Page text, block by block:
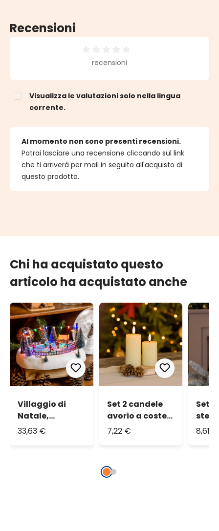
Recensioni
Valutazione media di 0 su 5 stelle
recensioni
Visualizza le valutazioni solo nella lingua
corrente.
Al momento non sono presenti recensioni.
Potrai lasciare una recensione cliccando sul link
che ti arriverà per mail in seguito all'acquisto di
questo prodotto.
Chi ha acquistato questo
articolo ha acquistato anche
Villaggio di
Natale,
Pattinatori
33,63 €
Set 2 candele
avorio a coste
in cera, fiamma
7,22 €
Set
stelo
8,61 €